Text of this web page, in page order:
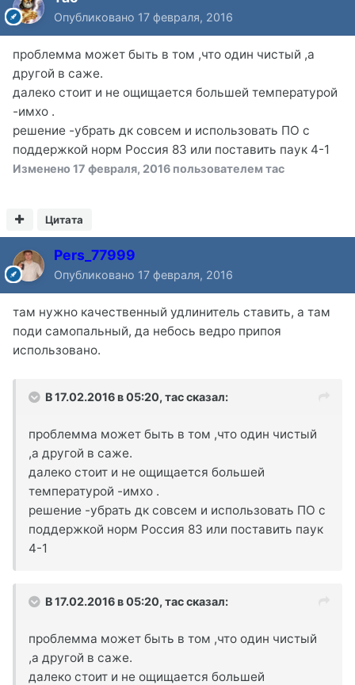
Опубликовано 17 февраля, 2016
проблемма может быть в том ,что один чистый ,а
другой в саже.
далеко стоит и не ощищается большей температурой
-имхо .
решение -убрать дк совсем и использовать ПО с
поддержкой норм Россия 83 или поставить паук 4-1
Изменено 17 февраля, 2016 пользователем тас
Цитата
Pers_77999
Опубликовано 17 февраля, 2016
там нужно качественный удлинитель ставить, а там
поди самопальный, да небось ведро припоя
использовано.
В 17.02.2016 в 05:20, тас сказал:
проблемма может быть в том ,что один чистый
,а другой в саже.
далеко стоит и не ощищается большей
температурой -имхо .
решение -убрать дк совсем и использовать ПО с
поддержкой норм Россия 83 или поставить паук
4-1
В 17.02.2016 в 05:20, тас сказал:
проблемма может быть в том ,что один чистый
,а другой в саже.
далеко стоит и не ощищается большей